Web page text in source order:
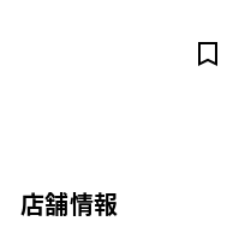
店舗情報